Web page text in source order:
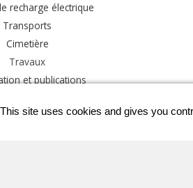
recharge électrique
Transports
Cimetière
Travaux
et publications
This site uses cookies and gives you